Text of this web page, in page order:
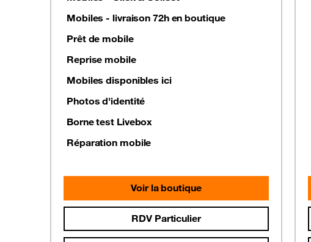
Mobiles - livraison 72h en boutique
Prêt de mobile
Reprise mobile
Mobiles disponibles ici
Photos d'identité
Borne test Livebox
Réparation mobile
Voir la boutique
RDV Particulier